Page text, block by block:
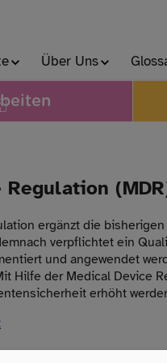
ergänzt die bisherigen
verpflichtet ein
und angewendet
Hilfe der Medical Device
erhöht
Über Uns